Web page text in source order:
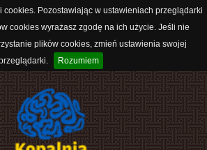
cookies. Pozostawiając w ustawieniach przeglądarki
cookies wyrażasz zgodę na ich użycie. Jeśli nie
plików cookies, zmień ustawienia swojej
Rozumiem